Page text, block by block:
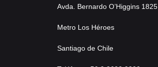
Avda. Bernardo O’Higgins 1825
Metro Los Héroes
Santiago de Chile